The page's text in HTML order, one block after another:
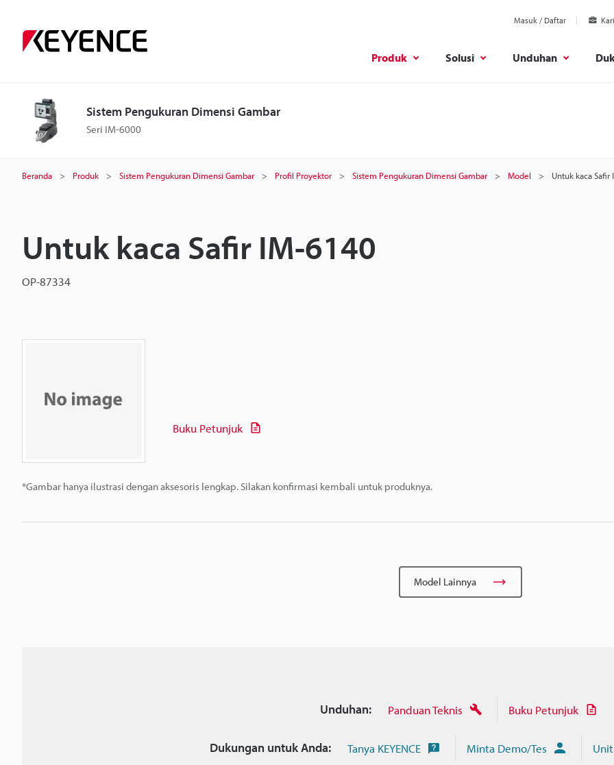
Masuk / Daftar
Produk Solusi Unduhan
Sistem Pengukuran Dimensi Gambar
Seri IM-6000
Beranda Produk Sistem Pengukuran Dimensi Gambar Profil Proyektor Sistem Pengukuran Dimensi Gambar Model Untuk kaca Safir
Untuk kaca Safir IM-6140
OP-87334
*Gambar hanya ilustrasi dengan aksesoris lengkap. Silakan konfirmasi kembali untuk produknya.
Buku Petunjuk
Model Lainnya
Unduhan: Panduan Teknis Buku Petunjuk
Dukungan untuk Anda: Tanya KEYENCE Minta Demo/Tes